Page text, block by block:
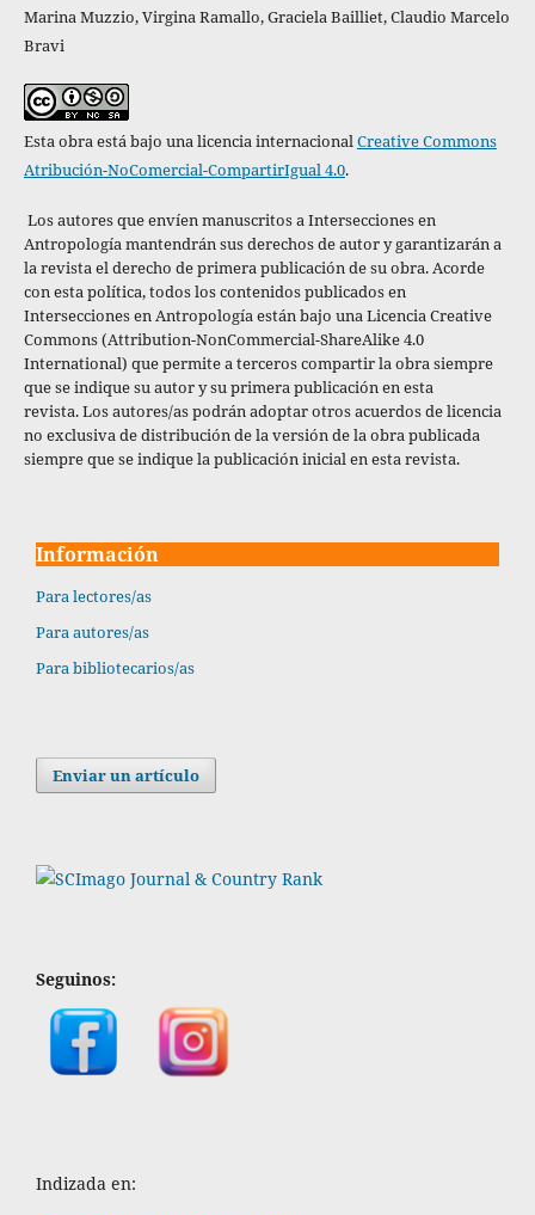
Marina Muzzio, Virgina Ramallo, Graciela Bailliet, Claudio Marcelo
Bravi
Esta obra está bajo una licencia internacionalCreative Commons
Atribución-NoComercial-CompartirIgual 4.0.
Los autores que envíen manuscritos a Intersecciones en
Antropología mantendrán sus derechos de autor y garantizarán a
la revista el derecho de primera publicación de su obra. Acorde
con esta política,todos los contenidos publicados en
Intersecciones en Antropología están bajo una Licencia Creative
Commons (Attribution-NonCommercial-ShareAlike 4.0
International) que permite a terceros compartir la obra siempre
que se indique su autor y su primera publicación en esta
revista. Los autores/as podrán adoptar otros acuerdos de licencia
no exclusiva de distribución de la versión de la obra publicada
siempre que se indique la publicación inicial en esta revista.
Información
Para lectores/as
Para autores/as
Para bibliotecarios/as
Enviar un artículo
Seguinos:
Indizada en: